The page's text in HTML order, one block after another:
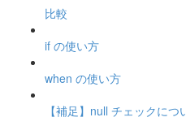
比較
if の使い方
when の使い方
【補足】null チェックにつ